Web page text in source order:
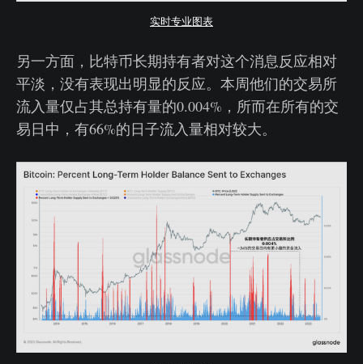
实时专业图表
另一方面，比特币长期持有者对这个消息反应相对
平淡，没有表现出明显的反应。本周他们的交易所
流入量仅占其总持有量的0.004%，所而在所有的交
易日中，有66%的日子流入量相对较大。